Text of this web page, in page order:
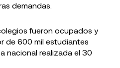
demandas.
fueron ocupados y
de 600 mil estudiantes
nacional realizada el 30